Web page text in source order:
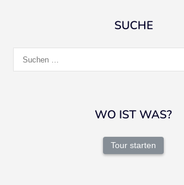
SUCHE
nach:
WO IST WAS?
Tour starten